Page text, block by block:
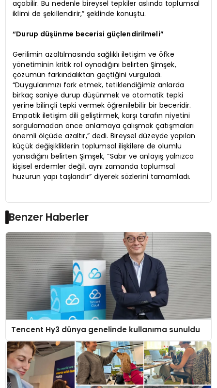
açabilir. Bu nedenle bireysel tepkiler aslında toplumsal
iklimi de şekillendirir,” şeklinde konuştu.
“Durup düşünme becerisi güçlendirilmeli”
Gerilimin azaltılmasında sağlıklı iletişim ve öfke
yönetiminin kritik rol oynadığını belirten Şimşek,
çözümün farkındalıktan geçtiğini vurguladı.
“Duygularımızı fark etmek, tetiklendiğimiz anlarda
birkaç saniye durup düşünmek ve otomatik tepki
yerine bilinçli tepki vermek öğrenilebilir bir beceridir.
Empatik iletişim dili geliştirmek, karşı tarafın niyetini
sorgulamadan önce anlamaya çalışmak çatışmaları
önemli ölçüde azaltır,” dedi. Bireysel düzeyde yapılan
küçük değişikliklerin toplumsal ilişkilere de olumlu
yansıdığını belirten Şimşek, “Sabır ve anlayış yalnızca
kişisel erdemler değil, aynı zamanda toplumsal
huzurun yapı taşlarıdır” diyerek sözlerini tamamladı.
Benzer Haberler
Tencent Hy3 dünya genelinde kullanıma sunuldu